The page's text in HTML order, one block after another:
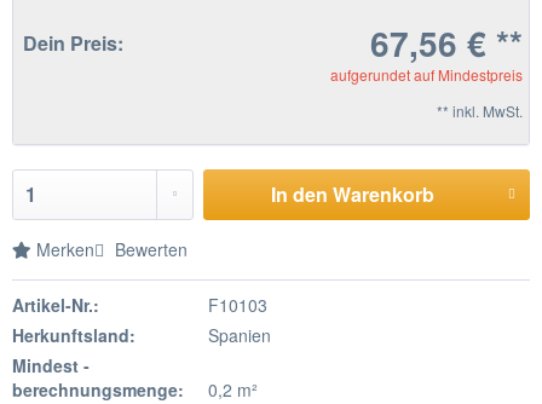
Dein Preis: 67,56 € **
aufgerundet auf Mindestpreis
** inkl. MwSt.
In den Warenkorb
Merken Bewerten
Artikel-Nr.:
F10103
Herkunftsland:
Spanien
Mindest -
berechnungsmenge:
0,2 m²